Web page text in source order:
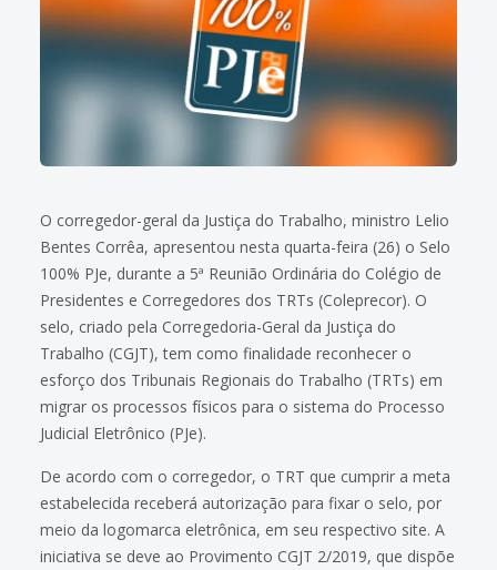
O corregedor-geral da Justiça do Trabalho, ministro Lelio
Bentes Corrêa, apresentou nesta quarta-feira (26) o Selo
100% PJe, durante a 5ª Reunião Ordinária do Colégio de
Presidentes e Corregedores dos TRTs (Coleprecor). O
selo, criado pela Corregedoria-Geral da Justiça do
Trabalho (CGJT), tem como finalidade reconhecer o
esforço dos Tribunais Regionais do Trabalho (TRTs) em
migrar os processos físicos para o sistema do Processo
Judicial Eletrônico (PJe).
De acordo com o corregedor, o TRT que cumprir a meta
estabelecida receberá autorização para fixar o selo, por
meio da logomarca eletrônica, em seu respectivo site. A
iniciativa se deve ao Provimento CGJT 2/2019, que dispõe